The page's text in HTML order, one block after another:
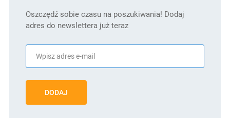
Oszczędź sobie czasu na poszukiwania! Dodaj
adres do newslettera już teraz
DODAJ